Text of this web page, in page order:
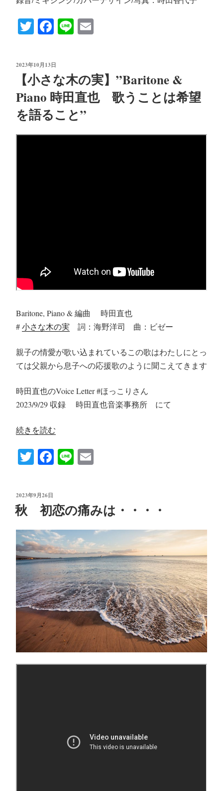
T
tte
r
Fa
bo
ok
Li
投
2023年10月13日
【小さな木の実】”Baritone &
Piano 時田直也 歌うことは希望
を語ること”
Baritone, Piano & 編曲 時田直也
#小さな木の実 詞：海野洋司 曲：ビゼー
親子の情愛が歌い込まれているこの歌はわたしにとっ
ては父親から息子への応援歌のように聞こえてきます
時田直也のVoice Letter #ほっこりさん
2023/9/29 収録 時田直也音楽事務所 にて
“【小
な
実】”Baritone
&
時
田
直
也
歌
う
と
は
続きを読む
T
tte
r
Fa
ok
Li
投
稿
日:
2023年9月26日
秋 初恋の痛みは・・・・